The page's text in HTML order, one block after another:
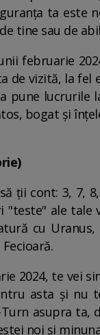
ta este
tine sau de
februarie
de vizită, la
pune lucrurile
bogat și
ții cont: 3, 7,
"teste" ale
cu
2024, te vei
asta și nu
asupra ta,
noi și